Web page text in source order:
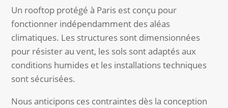
Un rooftop protégé à Paris est conçu pour
fonctionner indépendamment des aléas
climatiques. Les structures sont dimensionnées
pour résister au vent, les sols sont adaptés aux
conditions humides et les installations techniques
sont sécurisées.
Nous anticipons ces contraintes dès la conception